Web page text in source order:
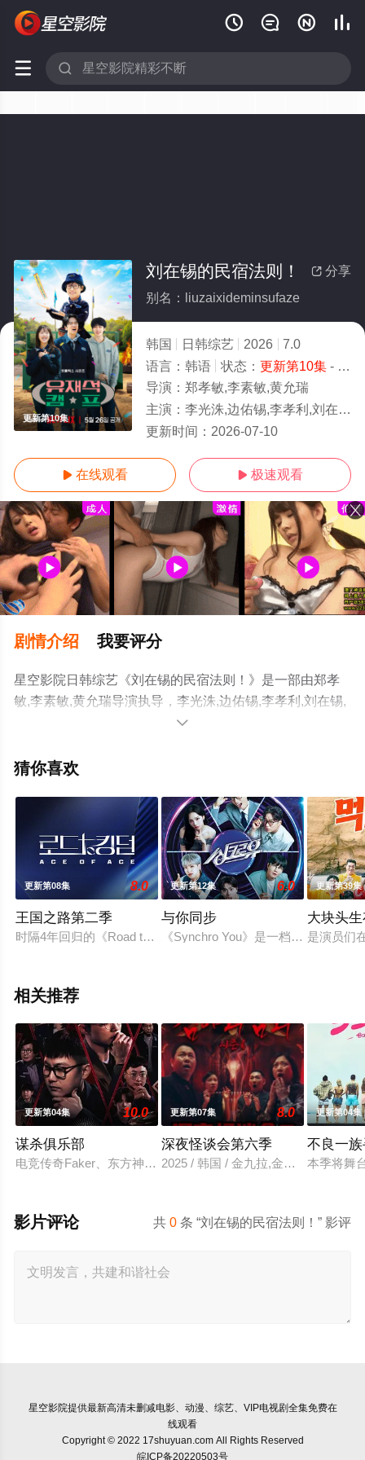
   
 
更新第10集
 分享
刘在锡的民宿法则！
别名：liuzaixideminsufaze
韩国 日韩综艺 2026
7.0
语言： 韩语 状态： 更新第10集- 免费在线观看
导演： 郑孝敏,李素敏,黄允瑞
主演： 李光洙,边佑锡,李孝利,刘在锡,李尚顺,池艺恩
更新时间： 2026-07-10
 在线观看  极速观看
剧情介绍 我要评分
星空影院日韩综艺《刘在锡的民宿法则！》是一部由郑孝
敏,李素敏,黄允瑞导演执导，李光洙,边佑锡,李孝利,刘在锡,
李尚顺,池艺恩等演员精彩演绎的韩国综艺，手机免费观看
息可移步至豆瓣综艺、电视猫或剧情网等平台了解。

猜你喜欢
更新第08集 8.0
王国之路第二季
时隔4年回归的《Road to Kingdom》...以下半年放送为目标正在
更新第12集 6.0
与你同步
《Synchro You》是一档综艺音乐秀
更新第39集
大块头
是演员们
相关推荐
更新第04集 10.0
谋杀俱乐部
电竞传奇Faker、东方神起的最强昌珉、TXT的杋圭等神级阵容
更新第07集 8.0
深夜怪谈会第六季
2025 / 韩国 / 金九拉,金淑,金浩英
更新第04集
不良一
本季将舞
共0 条 “刘在锡的民宿法则！” 影评
影片评论
星空影院提供最新高清未删减电影、动漫、综艺、VIP电视剧全集免费在
线观看
Copyright © 2022 17shuyuan.com All Rights Reserved
皖ICP备20220503号